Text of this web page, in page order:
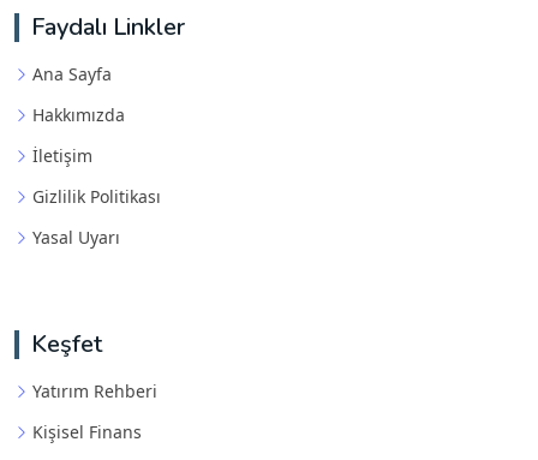
Faydalı Linkler
Ana Sayfa
Hakkımızda
İletişim
Gizlilik Politikası
Yasal Uyarı
Keşfet
Yatırım Rehberi
Kişisel Finans